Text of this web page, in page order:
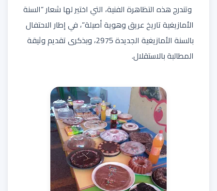
وتندرج هذه التظاهرة الفنية، التي اختير لها شعار “السنة
الأمازيغية تاريخ عريق وهوية أصيلة”، في إطار الاحتفال
بالسنة الأمازيغية الجديدة 2975، وبذكرى تقديم وثيقة
المطالبة بالاستقلال.